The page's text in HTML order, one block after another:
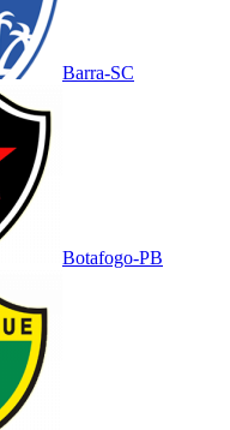
Barra-SC
Botafogo-PB